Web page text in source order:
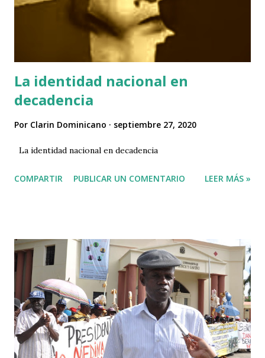
La identidad nacional en
decadencia
Por Clarin Dominicano septiembre 27, 2020
La identidad nacional en decadencia
COMPARTIR PUBLICAR UN COMENTARIO LEER MÁS »